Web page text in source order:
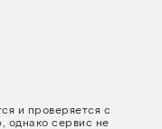
и проверяется с
однако сервис не